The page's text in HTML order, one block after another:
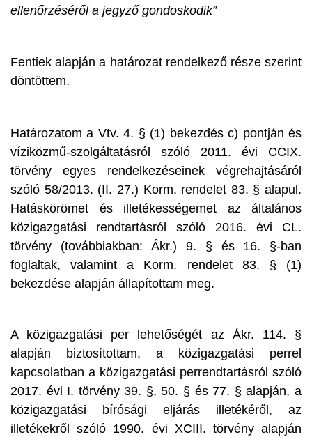
ellenőrzéséről a jegyző gondoskodik”
Fentiek alapján a határozat rendelkező része szerint
döntöttem.
Határozatom a Vtv. 4. § (1) bekezdés c) pontján és
víziközmű-szolgáltatásról szóló 2011. évi CCIX.
törvény egyes rendelkezéseinek végrehajtásáról
szóló 58/2013. (II. 27.) Korm. rendelet 83. § alapul.
Hatáskörömet és illetékességemet az általános
közigazgatási rendtartásról szóló 2016. évi CL.
törvény (továbbiakban: Ákr.) 9. § és 16. §-ban
foglaltak, valamint a Korm. rendelet 83. § (1)
bekezdése alapján állapítottam meg.
A közigazgatási per lehetőségét az Ákr. 114. §
alapján biztosítottam, a közigazgatási perrel
kapcsolatban a közigazgatási perrendtartásról szóló
2017. évi I. törvény 39. §, 50. § és 77. § alapján, a
közigazgatási bírósági eljárás illetékéről, az
illetékekről szóló 1990. évi XCIII. törvény alapján